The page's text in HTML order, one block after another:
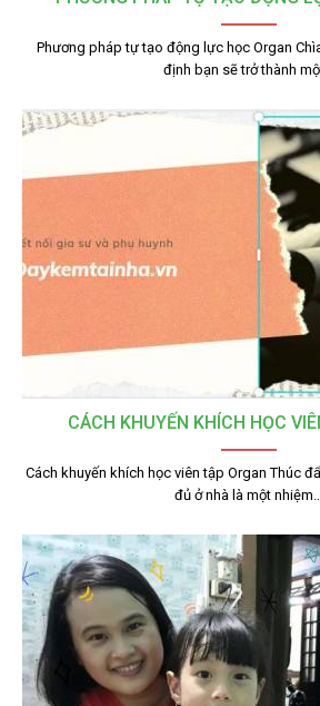
Phương pháp tự tạo động lực học Organ
định bạn sẽ trở thành
CÁCH KHUYẾN KHÍCH HỌC
Cách khuyến khích học viên tập Organ Thúc
đủ ở nhà là một